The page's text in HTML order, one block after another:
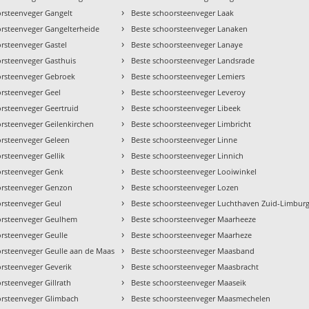
Gangelt
Gangelterheide
Gastel
Gasthuis
Gebroek
Geel
Geertruid
Geilenkirchen
Geleen
Gellik
Genk
Genzon
Geul
Geulhem
Geulle
Geulle aan de Maas
Geverik
Gillrath
Glimbach
› Beste schoorsteenveger Laak
› Beste schoorsteenveger Lanaken
› Beste schoorsteenveger Lanaye
› Beste schoorsteenveger Landsrade
› Beste schoorsteenveger Lemiers
› Beste schoorsteenveger Leveroy
› Beste schoorsteenveger Libeek
› Beste schoorsteenveger Limbricht
› Beste schoorsteenveger Linne
› Beste schoorsteenveger Linnich
› Beste schoorsteenveger Looiwinkel
› Beste schoorsteenveger Lozen
› Beste schoorsteenveger Luchthaven Zuid-
› Beste schoorsteenveger Maarheeze
› Beste schoorsteenveger Maarheze
› Beste schoorsteenveger Maasband
› Beste schoorsteenveger Maasbracht
› Beste schoorsteenveger Maaseik
› Beste schoorsteenveger Maasmechelen